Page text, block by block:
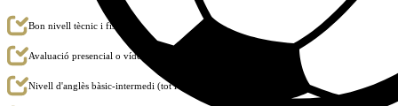
Bon nivell tècnic i físic.
Avaluació presencial o vídeo-avaluació a distància.
Nivell d'anglès bàsic-intermedi (tot i que no és excloent).